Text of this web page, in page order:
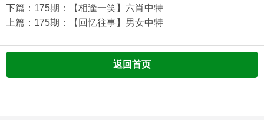
下篇：175期：【相逢一笑】六肖中特
上篇：175期：【回忆往事】男女中特
返回首页